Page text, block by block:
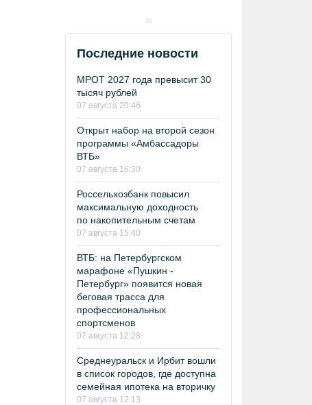
Последние новости
МРОТ 2027 года превысит 30
тысяч рублей
07 августа 20:46
Открыт набор на второй сезон
программы «Амбассадоры
ВТБ»
07 августа 16:30
Россельхозбанк повысил
максимальную доходность
по накопительным счетам
07 августа 15:40
ВТБ: на Петербургском
марафоне «Пушкин -
Петербург» появится новая
беговая трасса для
профессиональных
спортсменов
07 августа 12:28
Среднеуральск и Ирбит вошли
в список городов, где доступна
семейная ипотека на вторичку
07 августа 12:13